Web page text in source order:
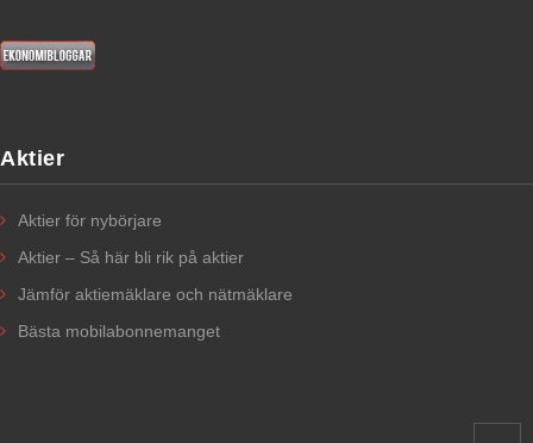
Aktier
Aktier för nybörjare​
Aktier – Så här bli rik på aktier
Jämför aktiemäklare och nätmäklare
Bästa mobilabonnemanget